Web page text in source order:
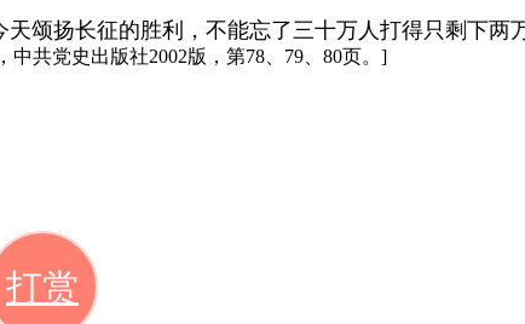
扬长征的胜利，不能忘了三十万人打得只剩下两
共党史出版社2002版，第78、79、80页。]
打赏